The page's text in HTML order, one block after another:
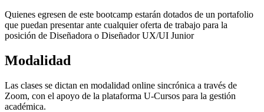
Quienes egresen de este bootcamp estarán dotados de un portafolio
que puedan presentar ante cualquier oferta de trabajo para la
posición de Diseñadora o Diseñador UX/UI Junior
Modalidad
Las clases se dictan en modalidad online sincrónica a través de
Zoom, con el apoyo de la plataforma U-Cursos para la gestión
académica.